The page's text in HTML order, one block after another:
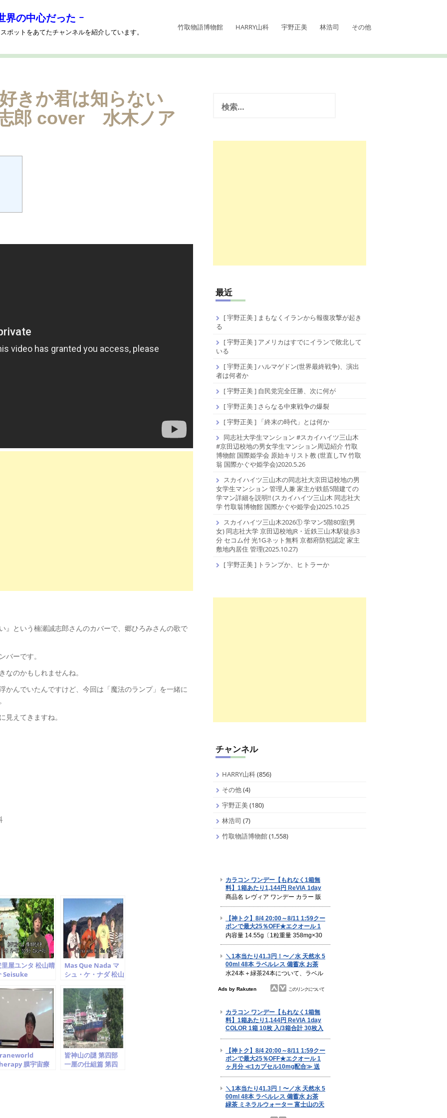
界の中心だった ｰ
ポットをあてたチャンネルを紹介しています。
竹取物語博物館 HARRY山科 宇野正美 林浩司 その他
きか君は知らない
郎 cover 水木ノア
』という楠瀬誠志郎さんのカバーで、郷ひろみさんの歌で
ーです。
のかもしれませんね。
んでいたんですけど、今回は「魔法のランプ」を一緒に
えてきますね。
里屋ユンタ 松山晴
Seisuke
Mas Que Nada マ
シュ・ケ・ナダ 松山
Cover Seisuke
Matsuyama
膜宇宙療
皆神山の謎 第四部
一厘の仕組篇 第四
最近
[ 宇野正美 ] まもなくイランから報復攻撃が起き
る
[ 宇野正美 ] アメリカはすでにイランで敗北して
いる
[ 宇野正美 ] ハルマゲドン(世界最終戦争)、演出
者は何者か
[ 宇野正美 ] 自民党完全圧勝、次に何が
[ 宇野正美 ] さらなる中東戦争の爆裂
[ 宇野正美 ] 「終末の時代」とは何か
同志社大学生マンション #スカイハイツ三山木
#京田辺校地の男女学生マンション周辺紹介 竹取
博物館 国際姫学会 原始キリスト教 (世直しTV 竹取
翁 国際かぐや姫学会)2020.5.26
スカイハイツ三山木の同志社大京田辺校地の男
女学生マンション 管理人兼 家主が鉄筋5階建ての
学マン詳細を説明!! (スカイハイツ三山木 同志社大
学 竹取翁博物館 国際かぐや姫学会)2025.10.25
スカイハイツ三山木2026① 学マン5階80室(男
女) 同志社大学 京田辺校地JR・近鉄三山木駅徒歩3
分 セコム付 光1Gネット無料 京都府防犯認定 家主
敷地内居住 管理(2025.10.27)
[ 宇野正美 ] トランプか、ヒトラーか
チャンネル
HARRY山科(856)
その他(4)
宇野正美(180)
林浩司 (7)
竹取物語博物館(1,558)